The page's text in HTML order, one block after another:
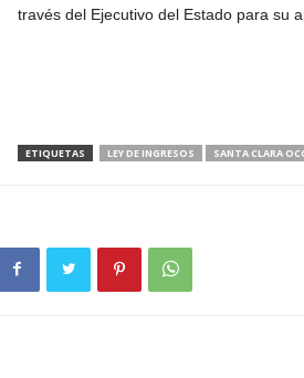
través del Ejecutivo del Estado para su
ETIQUETAS LEY DE INGRESOS SANTA CLARA